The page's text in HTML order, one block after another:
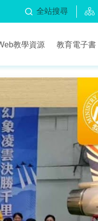
全站搜尋
教學資源 教育電子書